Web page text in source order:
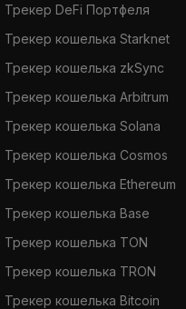
Трекер DeFi Портфеля
Трекер кошелька Starknet
Трекер кошелька zkSync
Трекер кошелька Arbitrum
Трекер кошелька Solana
Трекер кошелька Cosmos
Трекер кошелька Ethereum
Трекер кошелька Base
Трекер кошелька TON
Трекер кошелька TRON
Трекер кошелька Bitcoin